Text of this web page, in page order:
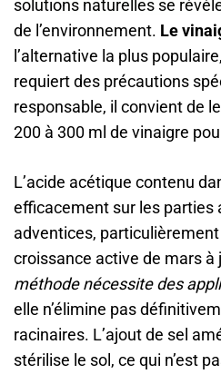
solutions naturelles se
de l’environnement. Le
l’alternative la plus
requiert des précautions
responsable, il convient de
200 à 300 ml de vinaigre
L’acide acétique contenu
efficacement sur les parties
adventices,
croissance active de mars à
méthode nécessite des
elle n’élimine pas
racinaires. L’ajout de sel
stérilise le sol, ce qui n’est